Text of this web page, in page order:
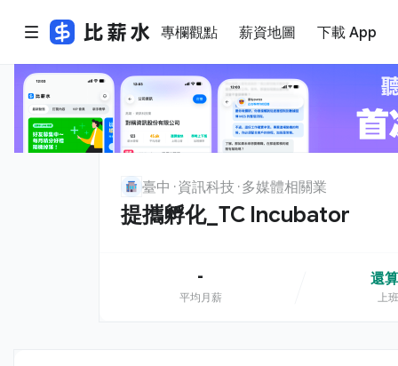
專欄觀點 薪資地圖 下載 App
臺中 資訊科技 多媒體相關業
提攜孵化_TC Incubator
-
平均月薪
還
上